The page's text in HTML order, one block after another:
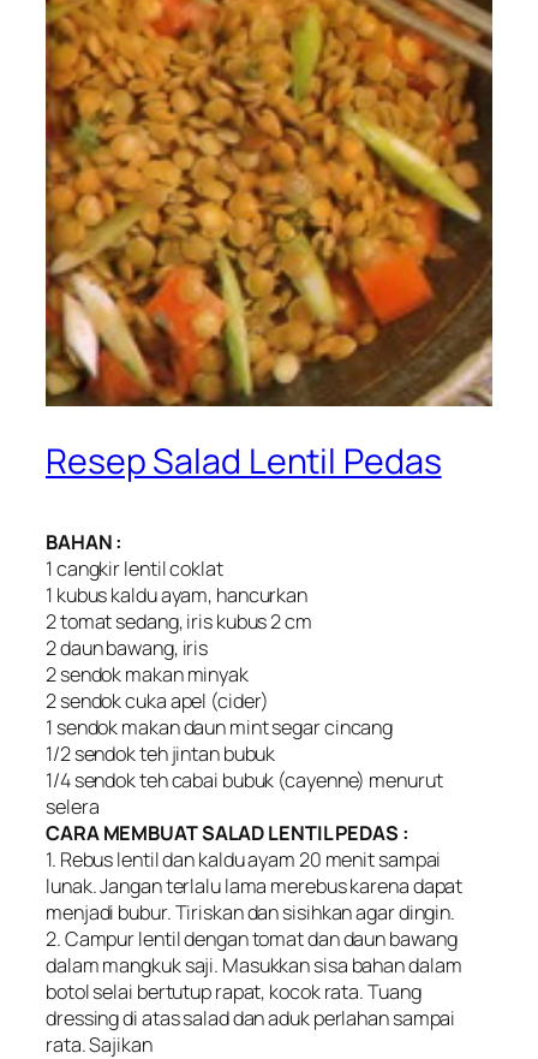
Resep Salad Lentil Pedas
BAHAN :
1 cangkir lentil coklat
1 kubus kaldu ayam, hancurkan
2 tomat sedang, iris kubus 2 cm
2 daun bawang, iris
2 sendok makan minyak
2 sendok cuka apel (cider)
1 sendok makan daun mint segar cincang
1/2 sendok teh jintan bubuk
1/4 sendok teh cabai bubuk (cayenne) menurut
selera
CARA MEMBUAT SALAD LENTIL PEDAS :
1. Rebus lentil dan kaldu ayam 20 menit sampai
lunak. Jangan terlalu lama merebus karena dapat
menjadi bubur. Tiriskan dan sisihkan agar dingin.
2. Campur lentil dengan tomat dan daun bawang
dalam mangkuk saji. Masukkan sisa bahan dalam
botol selai bertutup rapat, kocok rata. Tuang
dressing di atas salad dan aduk perlahan sampai
rata. Sajikan